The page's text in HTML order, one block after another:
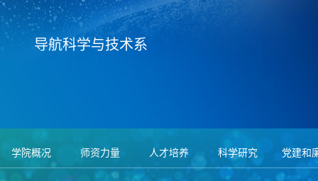
导航科学与技术系
学院概况 师资力量 人才培养 科学研究 党建和